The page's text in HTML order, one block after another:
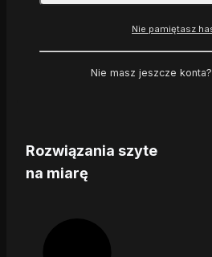
Rozwiązania szyte
na miarę
Nie pamiętasz
Nie masz jeszcze konta?